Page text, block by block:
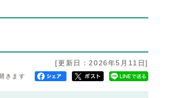
[更新日：2026年5月11日]
きます